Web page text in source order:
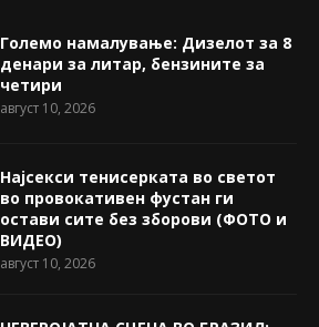
Големо намалување: Дизелот за 8
денари за литар, бензините за
четири
август 10, 2026
Најсекси тенисерката во светот
во провокативен фустан ги
остави сите без зборови (ФОТО и
ВИДЕО)
август 10, 2026